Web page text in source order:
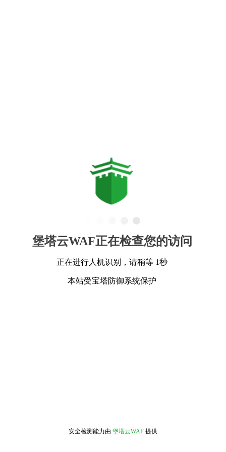
堡塔云WAF正在检查您的访问
正在进行人机识别，请稍等 1秒
本站受宝塔防御系统保护
安全检测能力由 堡塔云WAF 提供